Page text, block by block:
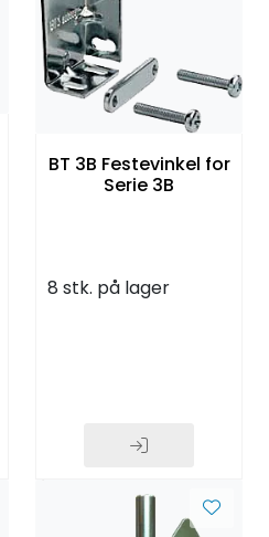
BT 3B Festevinkel for
Serie 3B
8 stk. på lager